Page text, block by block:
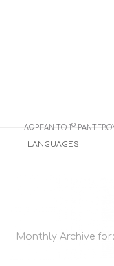
ΔΩΡΕΑΝ ΤΟ 1o
LANGUAGES
Monthly Archive